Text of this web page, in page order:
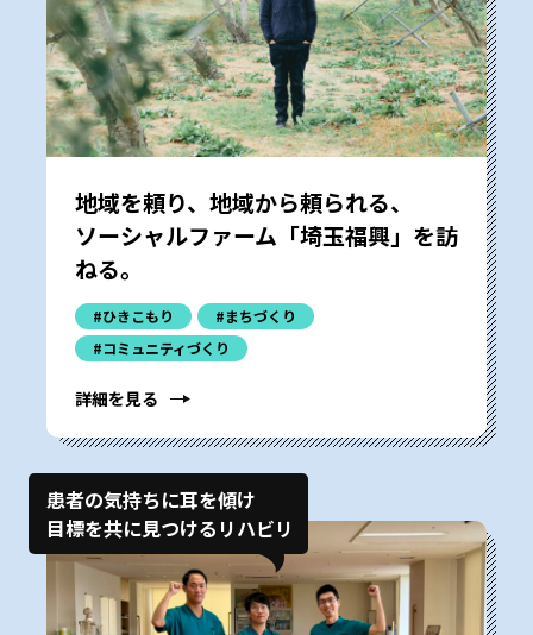
地域を頼り、地域から頼られる、
ソーシャルファーム「埼玉福興」を訪
ねる。
#ひきこもり
#まちづくり
#コミュニティづくり
詳細を見る
患者の気持ちに耳を傾け
目標を共に見つけるリハビリ